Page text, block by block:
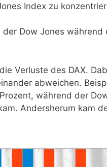
Index zu
Dow Jones
Verluste des DAX.
abweichen.
während der
Andersherum kam